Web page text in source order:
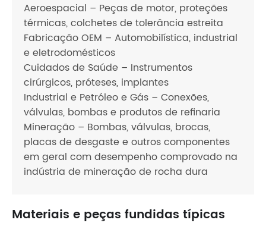
Aeroespacial – Peças de motor, proteções
térmicas, colchetes de tolerância estreita
Fabricação OEM – Automobilística, industrial
e eletrodomésticos
Cuidados de Saúde – Instrumentos
cirúrgicos, próteses, implantes
Industrial e Petróleo e Gás – Conexões,
válvulas, bombas e produtos de refinaria
Mineração – Bombas, válvulas, brocas,
placas de desgaste e outros componentes
em geral com desempenho comprovado na
indústria de mineração de rocha dura
Materiais e peças fundidas típicas